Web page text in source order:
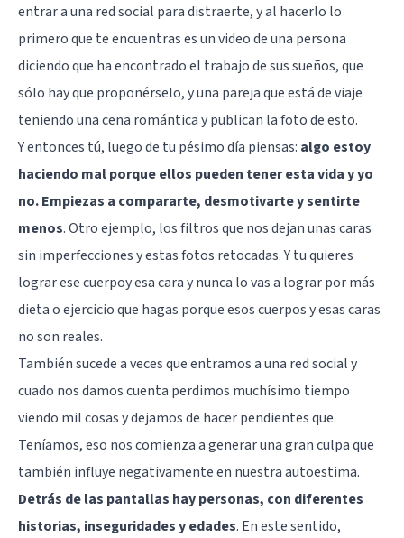
entrar a una red social para distraerte, y al hacerlo lo
primero que te encuentras es un video de una persona
diciendo que ha encontrado el trabajo de sus sueños, que
sólo hay que proponérselo, y una pareja que está de viaje
teniendo una cena romántica y publican la foto de esto.
Y entonces tú, luego de tu pésimo día piensas: algo estoy
haciendo mal porque ellos pueden tener esta vida y yo
no. Empiezas a compararte, desmotivarte y sentirte
menos. Otro ejemplo, los filtros que nos dejan unas caras
sin imperfecciones y estas fotos retocadas. Y tu quieres
lograr ese cuerpoy esa cara y nunca lo vas a lograr por más
dieta o ejercicio que hagas porque esos cuerpos y esas caras
no son reales.
También sucede a veces que entramos a una red social y
cuado nos damos cuenta perdimos muchísimo tiempo
viendo mil cosas y dejamos de hacer pendientes que.
Teníamos, eso nos comienza a generar una gran culpa que
también influye negativamente en nuestra autoestima.
Detrás de las pantallas hay personas, con diferentes
historias, inseguridades y edades. En este sentido,